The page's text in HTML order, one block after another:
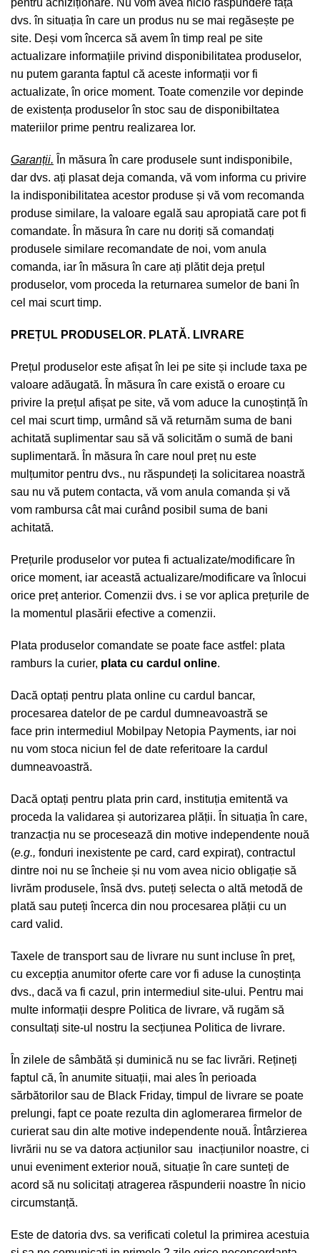
pentru achiziționare. Nu vom avea nicio răspundere față
dvs. în situația în care un produs nu se mai regăsește pe
site. Deși vom încerca să avem în timp real pe site
actualizare informațiile privind disponibilitatea produselor,
nu putem garanta faptul că aceste informații vor fi
actualizate, în orice moment. Toate comenzile vor depinde
de existența produselor în stoc sau de disponibiltatea
materiilor prime pentru realizarea lor.
Garanții. În măsura în care produsele sunt indisponibile,
dar dvs. ați plasat deja comanda, vă vom informa cu privire
la indisponibilitatea acestor produse și vă vom recomanda
produse similare, la valoare egală sau apropiată care pot fi
comandate. În măsura în care nu doriți să comandați
produsele similare recomandate de noi, vom anula
comanda, iar în măsura în care ați plătit deja prețul
produselor, vom proceda la returnarea sumelor de bani în
cel mai scurt timp.
PREȚUL PRODUSELOR. PLATĂ. LIVRARE
Prețul produselor este afișat în lei pe site și include taxa pe
valoare adăugată. În măsura în care există o eroare cu
privire la prețul afișat pe site, vă vom aduce la cunoștință în
cel mai scurt timp, urmând să vă returnăm suma de bani
achitată suplimentar sau să vă solicităm o sumă de bani
suplimentară. În măsura în care noul preț nu este
mulțumitor pentru dvs., nu răspundeți la solicitarea noastră
sau nu vă putem contacta, vă vom anula comanda și vă
vom rambursa cât mai curând posibil suma de bani
achitată.
Prețurile produselor vor putea fi actualizate/modificare în
orice moment, iar această actualizare/modificare va înlocui
orice preț anterior. Comenzii dvs. i se vor aplica prețurile de
la momentul plasării efective a comenzii.
Plata produselor comandate se poate face astfel: plata
ramburs la curier, plata cu cardul online.
Dacă optați pentru plata online cu cardul bancar,
procesarea datelor de pe cardul dumneavoastră se
face prin intermediul Mobilpay Netopia Payments, iar noi
nu vom stoca niciun fel de date referitoare la cardul
dumneavoastră.
Dacă optați pentru plata prin card, instituția emitentă va
proceda la validarea și autorizarea plății. În situația în care,
tranzacția nu se procesează din motive independente nouă
(e.g., fonduri inexistente pe card, card expirat), contractul
dintre noi nu se încheie și nu vom avea nicio obligație să
livrăm produsele, însă dvs. puteți selecta o altă metodă de
plată sau puteți încerca din nou procesarea plății cu un
card valid.
Taxele de transport sau de livrare nu sunt incluse în preț,
cu excepția anumitor oferte care vor fi aduse la cunoștința
dvs., dacă va fi cazul, prin intermediul site-ului. Pentru mai
multe informații despre Politica de livrare, vă rugăm să
consultați site-ul nostru la secțiunea Politica de livrare.
În zilele de sâmbătă și duminică nu se fac livrări. Rețineți
faptul că, în anumite situații, mai ales în perioada
sărbătorilor sau de Black Friday, timpul de livrare se poate
prelungi, fapt ce poate rezulta din aglomerarea firmelor de
curierat sau din alte motive independente nouă. Întârzierea
livrării nu se va datora acțiunilor sau inacțiunilor noastre, ci
unui eveniment exterior nouă, situație în care sunteți de
acord să nu solicitați atragerea răspunderii noastre în nicio
circumstanță.
Este de datoria dvs. sa verificati coletul la primirea acestuia